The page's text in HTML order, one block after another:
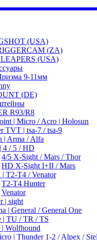
(USA)
(ZA)
(USA)
9-11мм
(DE)
R93/R8
| Micro / Acro | Holosun
TVT | tsa-7 / tsa-9
| Arma / Alfa
4 / 5 / HD
4/5 X-Sight / Mars / Thor
HD X-Sight I+II / Mars
| T2-T4 / Venator
T2-T4 Hunter
Venator
| sight
| General / General One
| TU / TR / TS
Wolfhound
| Thunder 1-2 / Alpex /